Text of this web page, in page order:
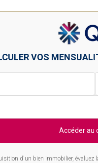
VOS
Accéder au
d'un bien immobilier, évaluez